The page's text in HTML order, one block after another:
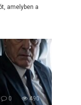
amelyben a
0 490